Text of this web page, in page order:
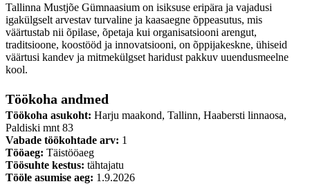
Tallinna Mustjõe Gümnaasium on isiksuse eripära ja vajadusi
igakülgselt arvestav turvaline ja kaasaegne õppeasutus, mis
väärtustab nii õpilase, õpetaja kui organisatsiooni arengut,
traditsioone, koostööd ja innovatsiooni, on õppijakeskne, ühiseid
väärtusi kandev ja mitmekülgset haridust pakkuv uuendusmeelne
kool.
Töökoha andmed
Töökoha asukoht: Harju maakond, Tallinn, Haabersti linnaosa,
Paldiski mnt 83
Vabade töökohtade arv: 1
Tööaeg: Täistööaeg
Töösuhte kestus: tähtajatu
Tööle asumise aeg: 1.9.2026